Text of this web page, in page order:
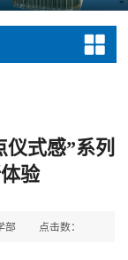
式感”系列
验
部 点击数：